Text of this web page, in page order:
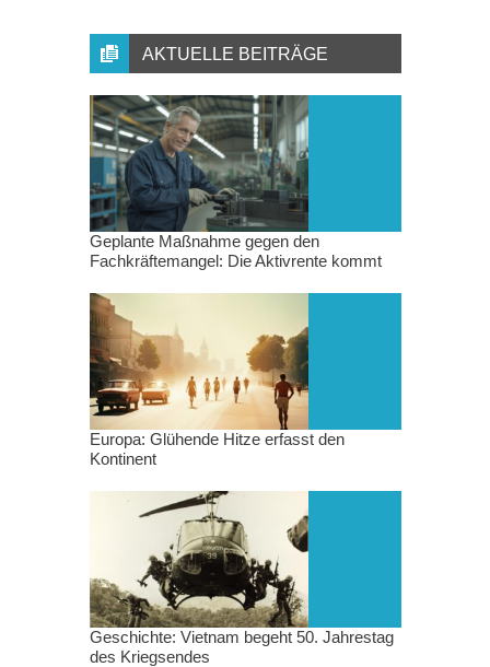
AKTUELLE BEITRÄGE
Geplante Maßnahme gegen den
Fachkräftemangel: Die Aktivrente kommt
Europa: Glühende Hitze erfasst den
Kontinent
Geschichte: Vietnam begeht 50. Jahrestag
des Kriegsendes